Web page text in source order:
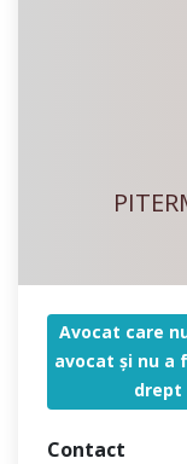
Avocat care
avocat şi nu a
drept
Contact